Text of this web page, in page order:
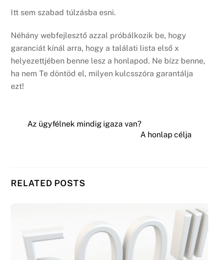
Itt sem szabad túlzásba esni.
Néhány webfejlesztő azzal próbálkozik be, hogy
garanciát kínál arra, hogy a találati lista első x
helyezettjében benne lesz a honlapod. Ne bízz benne,
ha nem Te döntöd el, milyen kulcsszóra garantálja
ezt!
Az ügyfélnek mindig igaza van?
A honlap célja
RELATED POSTS